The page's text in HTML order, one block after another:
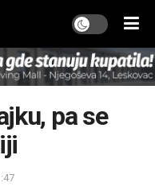
pa se